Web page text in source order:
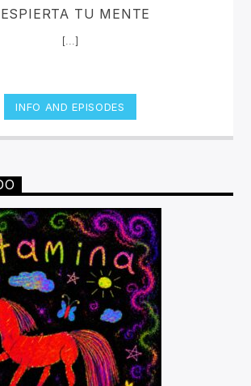
TU MENTE
[...]
INFO AND EPISODES